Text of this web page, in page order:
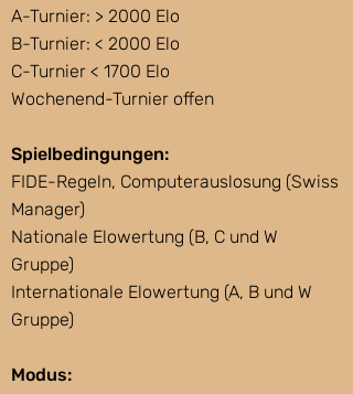
A-Turnier: > 2000 Elo
B-Turnier: < 2000 Elo
C-Turnier < 1700 Elo
Wochenend-Turnier offen
Spielbedingungen:
FIDE-Regeln, Computerauslosung (Swiss
Manager)
Nationale Elowertung (B, C und W
Gruppe)
Internationale Elowertung (A, B und W
Gruppe)
Modus: